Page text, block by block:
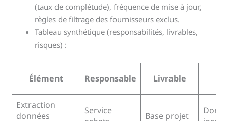
(taux de complétude), fréquence de mise à jour,
règles de filtrage des fournisseurs exclus.
Tableau synthétique (responsabilités, livrables,
risques) :
Élément Responsable Livrable
Extraction
données
Service
Base projet